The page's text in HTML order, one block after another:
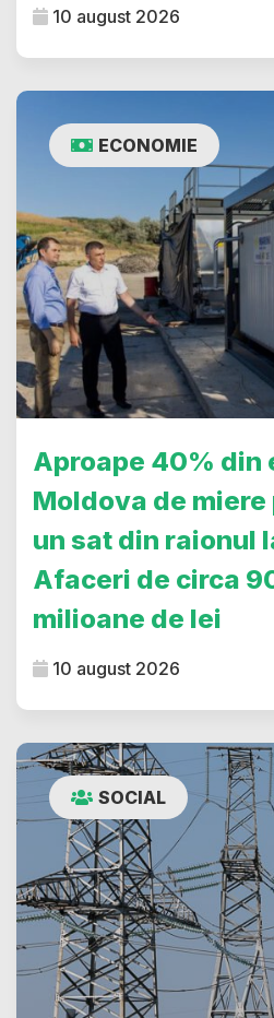
10 august 2026
ECONOMIE
Aproape 40% din
Moldova de
un sat din raionul
Afaceri de circa
milioane de lei
10 august 2026
SOCIAL